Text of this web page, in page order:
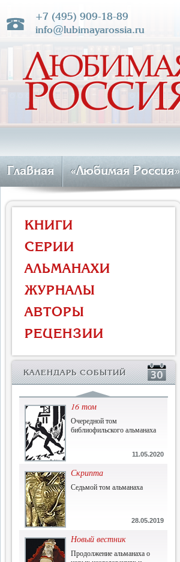
+7 (495) 909-18-89
info@lubimayarossia.ru
Главная «Любимая Россия»
КНИГИ
СЕРИИ
АЛЬМАНАХИ
ЖУРНАЛЫ
АВТОРЫ
РЕЦЕНЗИИ
КАЛЕНДАРЬ СОБЫТИЙ
Власть и церковь
Противостояние во время
массового голода
История и историческая
исторической мысли
16 том
Очередной том
библиофильского альманаха
11.05.2020
Скрипта
Седьмой том альманаха
28.05.2019
Новый вестник
Продолжение альманаха о